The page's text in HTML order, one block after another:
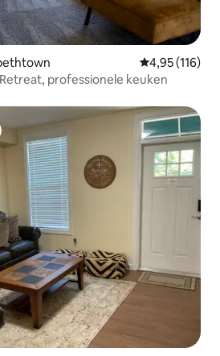
Gemiddelde
4,95 (116)
professionele keuken